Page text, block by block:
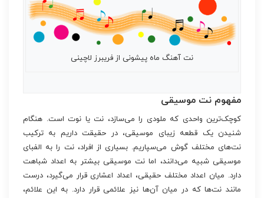
نت آهنگ ماه پیشونی از فریبرز لاچینی
مفهوم نت موسیقی
کوچک‌ترین واحدی که ملودی را می‌سازد، نت یا نوت است. هنگام
شنیدن یک قطعه زیبای موسیقی، در حقیقت داریم به ترکیب
نت‌های مختلف گوش می‌سپاریم. بسیاری از افراد، نت را به الفبای
موسیقی شبیه می‌دانند، اما نت موسیقی بیشتر به اعداد شباهت
دارد. میان اعداد مختلف حقیقی، اعداد اعشاری قرار می‌گیرد، درست
مانند نت‌ها که در میان آن‌ها نیز علائمی قرار دارد. به این علائم،